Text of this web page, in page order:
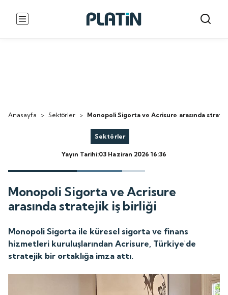
Anasayfa > Sektörler > Monopoli Sigorta ve Acrisure arasında
Sektörler
Yayın Tarihi:03 Haziran 2026 16:36
Monopoli Sigorta ve Acrisure
arasında stratejik iş birliği
Monopoli Sigorta ile küresel sigorta ve finans
hizmetleri kuruluşlarından Acrisure, Türkiye'de
stratejik bir ortaklığa imza attı.